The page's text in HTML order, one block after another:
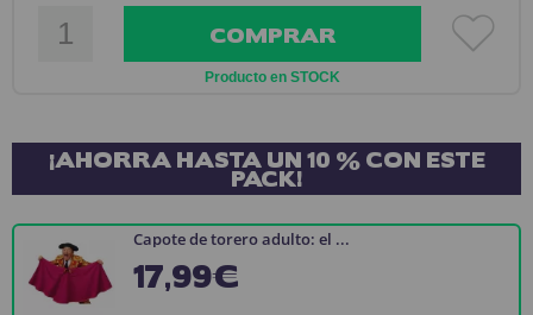
COMPRAR
Producto en STOCK
¡AHORRA HASTA UN 10 % CON ESTE
PACK!
Capote de torero adulto: el ...
17,99€